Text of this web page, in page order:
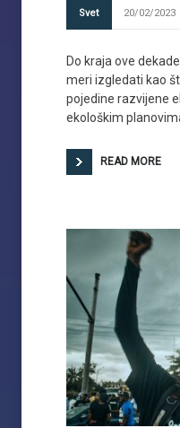
Svet 20/02/2023
Do kraja ove
meri izgledati kao
pojedine razvijene
ekološkim
READ MORE